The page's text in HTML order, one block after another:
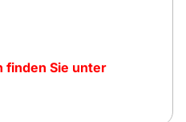
finden Sie unter